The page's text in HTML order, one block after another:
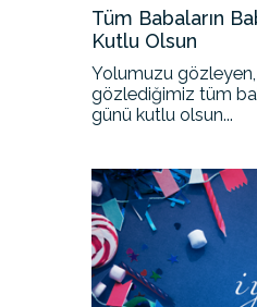
Tüm Babaların
Kutlu Olsun
Yolumuzu gözleyen,
gözlediğimiz tüm
günü kutlu olsun...